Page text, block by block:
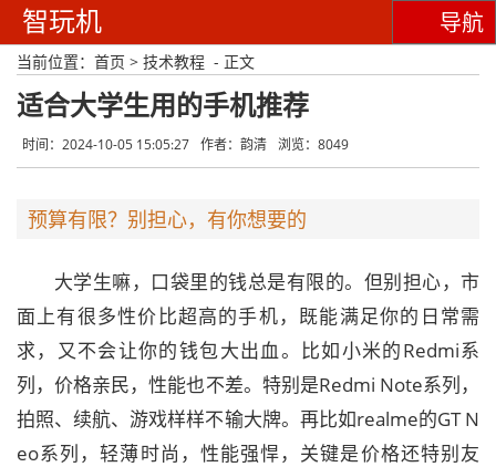
智玩机 导航
当前位置： 首页 > 技术教程 - 正文
适合大学生用的手机推荐
时间：2024-10-05 15:05:27 作者：韵清 浏览：8049
预算有限？别担心，有你想要的
大学生嘛，口袋里的钱总是有限的。但别担心，市
面上有很多性价比超高的手机，既能满足你的日常需
求，又不会让你的钱包大出血。比如小米的Redmi系
列，价格亲民，性能也不差。特别是Redmi Note系列，
拍照、续航、游戏样样不输大牌。再比如realme的GT N
eo系列，轻薄时尚，性能强悍，关键是价格还特别友